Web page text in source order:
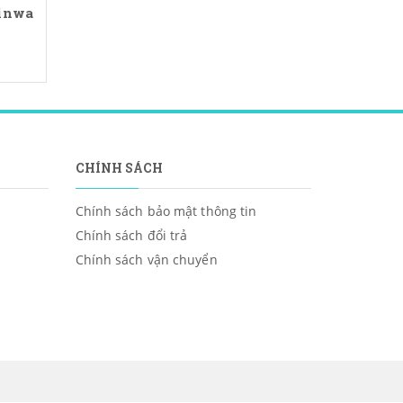
CHÍNH SÁCH
Chính sách bảo mật thông tin
Chính sách đổi trả
Chính sách vận chuyển